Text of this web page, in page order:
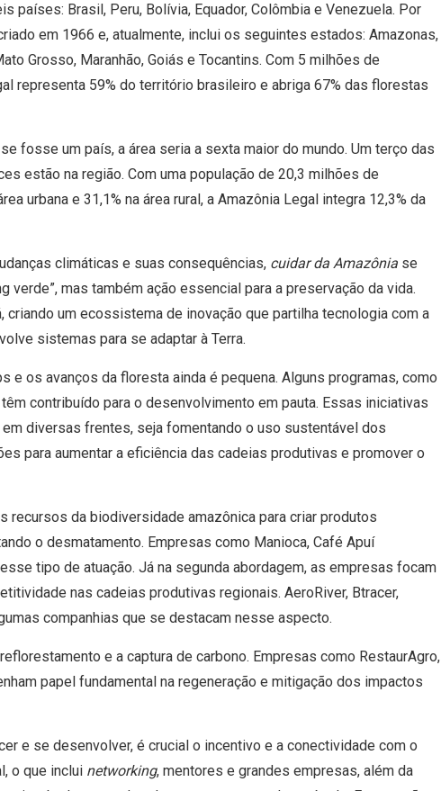
países: Brasil, Peru, Bolívia, Equador, Colômbia e Venezuela. Por
em 1966 e, atualmente, inclui os seguintes estados: Amazonas,
Grosso, Maranhão, Goiás e Tocantins. Com 5 milhões de
representa 59% do território brasileiro e abriga 67% das florestas
fosse um país, a área seria a sexta maior do mundo. Um terço das
estão na região. Com uma população de 20,3 milhões de
urbana e 31,1% na área rural, a Amazônia Legal integra 12,3% da
climáticas e suas consequências, cuidar da Amazônia se
verde”, mas também ação essencial para a preservação da vida.
criando um ecossistema de inovação que partilha tecnologia com a
sistemas para se adaptar à Terra.
e os avanços da floresta ainda é pequena. Alguns programas, como
contribuído para o desenvolvimento em pauta. Essas iniciativas
diversas frentes, seja fomentando o uso sustentável dos
para aumentar a eficiência das cadeias produtivas e promover o
recursos da biodiversidade amazônica para criar produtos
o desmatamento. Empresas como Manioca, Café Apuí
tipo de atuação. Já na segunda abordagem, as empresas focam
nas cadeias produtivas regionais. AeroRiver, Btracer,
companhias que se destacam nesse aspecto.
e a captura de carbono. Empresas como RestaurAgro,
papel fundamental na regeneração e mitigação dos impactos
e se desenvolver, é crucial o incentivo e a conectividade com o
o que inclui networking, mentores e grandes empresas, além da